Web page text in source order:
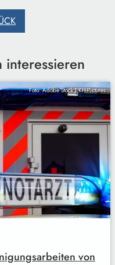
interessieren
Foto: Adobe Stock EKH-Pictures
von